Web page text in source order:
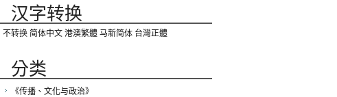
汉字转换
不转换 简体中文 港澳繁體 马新简体 台灣正體
分类
《传播、文化与政治》